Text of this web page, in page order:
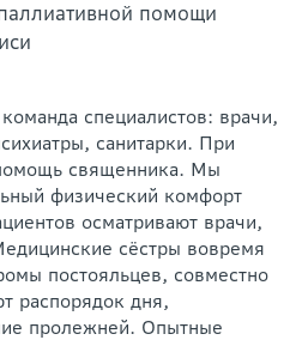
помощи
специалистов: врачи,
санитарки. При
священника. Мы
физический комфорт
осматривают врачи,
сёстры вовремя
постояльцев, совместно
распорядок дня,
пролежней. Опытные